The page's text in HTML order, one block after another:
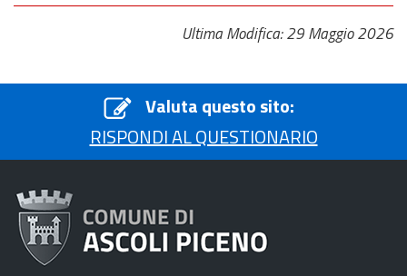
Ultima Modifica: 29 Maggio 2026
Valuta questo sito:
RISPONDI AL QUESTIONARIO